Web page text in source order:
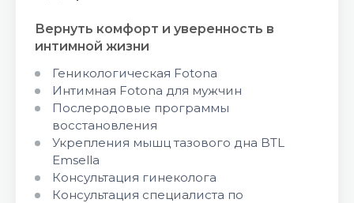
Вернуть комфорт и уверенность в
интимной жизни
Геникологическая Fotona
Интимная Fotona для мужчин
Послеродовые программы
восстановления
Укрепления мышц тазового дна BTL
Emsella
Консультация гинеколога
Консультация специалиста по